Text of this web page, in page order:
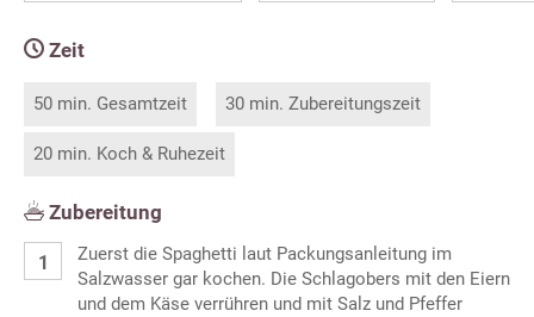
Zeit
50 min. Gesamtzeit 30 min. Zubereitungszeit
20 min. Koch & Ruhezeit
Zubereitung
Zuerst die Spaghetti laut Packungsanleitung im
Salzwasser gar kochen. Die Schlagobers mit den Eiern
und dem Käse verrühren und mit Salz und Pfeffer